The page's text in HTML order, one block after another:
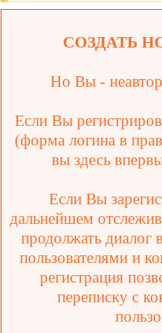
СОЗДАТЬ
Но Вы -
Если Вы
(форма логина в
вы здесь
Если Вы
дальнейшем
продолжать диалог
пользователями и
регистрация
переписку с